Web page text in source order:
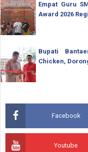
Empat Guru
Award 2026
Bupati
Chicken,
Facebook
Youtube